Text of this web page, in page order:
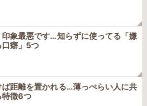
印象最悪です…知らずに使ってる「嫌
口癖」5つ
ば距離を置かれる…薄っぺらい人に共
特徴6つ